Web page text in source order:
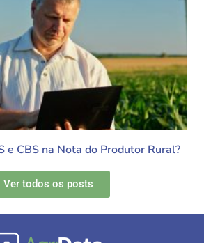
e CBS na Nota do Produtor Rural?
Ver todos os posts